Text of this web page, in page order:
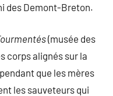
des Demont-Breton.
(musée des
corps alignés sur la
que les mères
les sauveteurs qui